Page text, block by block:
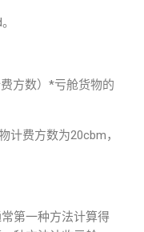
方数）*亏舱货物的
计费方数为20cbm，
第一种方法计算得